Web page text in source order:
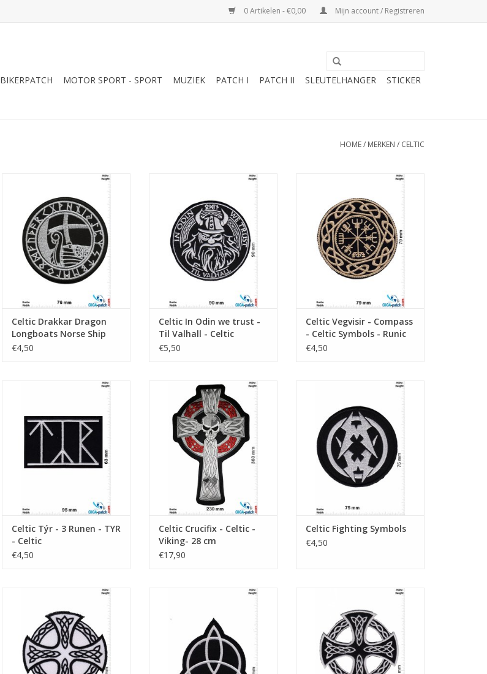
0 Artikelen - €0,00 Mijn account / Registreren
BIKERPATCH MOTOR SPORT - SPORT MUZIEK PATCH I PATCH II SLEUTELHANGER STICKER
HOME/ MERKEN / CELTIC
Drakkar Dragon Longboats
Celtic
TOEVOEGEN AAN WINKELWAGEN
Celtic Drakkar Dragon
Longboats Norse Ship
Viking Ragnarok- Celtic
€4,50
In Odin we trust - Til Valhall -
TOEVOEGEN AAN WINKELWAGEN
Celtic In Odin we trust -
Til Valhall - Celtic
€5,50
Vegvisir - Compass - Celtic
TOEVOEGEN AAN WINKELWAGEN
Celtic Vegvisir - Compass
- Celtic Symbols - Runic
€4,50
Týr - 3 Runen - TYR - Celtic
TOEVOEGEN AAN WINKELWAGEN
Celtic Týr - 3 Runen - TYR
- Celtic
€4,50
Crucifix - Celtic - Viking- 28 cm
TOEVOEGEN AAN WINKELWAGEN
Celtic Crucifix - Celtic -
Viking- 28 cm
€17,90
TOEVOEGEN AAN WINKELWAGEN
Celtic Fighting Symbols
€4,50
TOEVOEGEN AAN WINKELWAGEN
Triquetra - Celtic Symbol
TOEVOEGEN AAN WINKELWAGEN
Celtic Cross - silver black - round
TOEVOEGEN AAN WINKELWAGEN